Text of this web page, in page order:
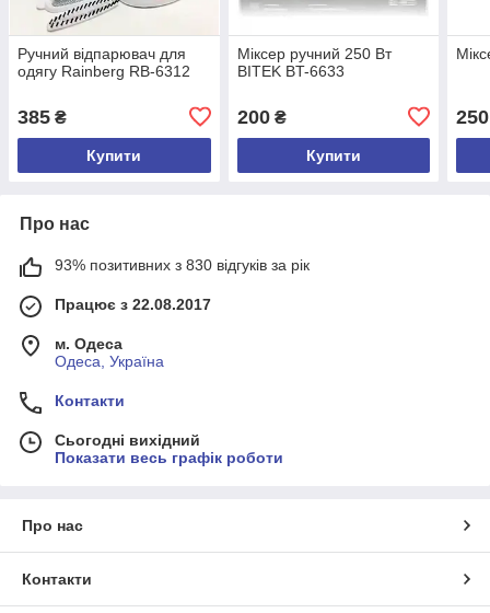
Ручний відпарювач для
одягу Rainberg RB-6312
385 ₴
Купити
Міксер ручний 250 Вт
BITEK BT-6633
200₴
Купити
250
Про нас
93% позитивних з 830 відгуків за рік
Працює з 22.08.2017
м. Одеса
Одеса, Україна
Контакти
Сьогодні вихідний
Показати весь графік роботи
Про нас
Контакти